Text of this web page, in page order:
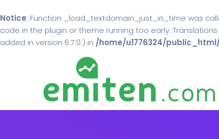
Notice: Function _load_textdomain_just_in_time was
code in the plugin or theme running too early.
added in version 6.7.0.) in /home/u1776324/